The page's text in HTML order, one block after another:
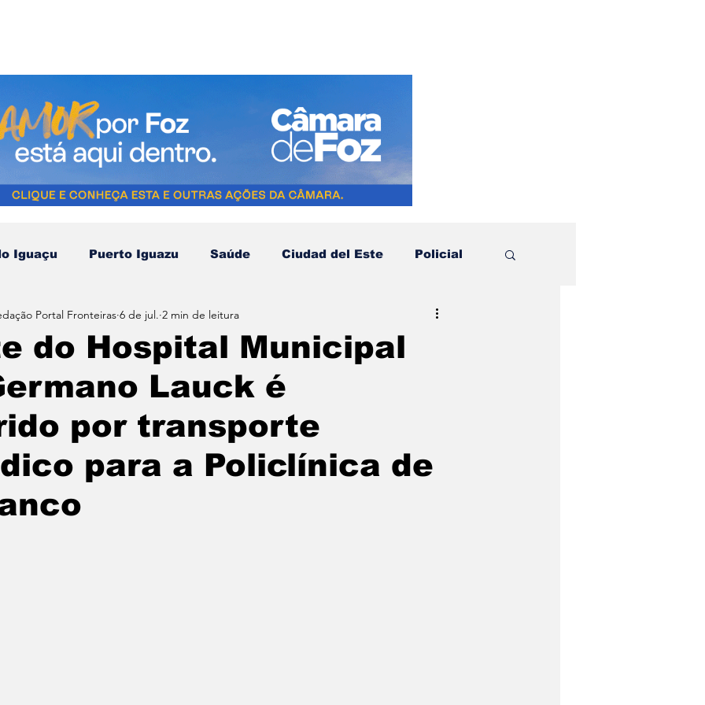
Iguaçu Puerto Iguazu Saúde Ciudad del Este Policial
Compras no Paraguai Esporte Política
Paraguai Argentina noticias
do Hospital Municipal
Lauck é
por transporte
para a Policlínica de
Portal Fronteiras 6 de jul. 2 min de leitura